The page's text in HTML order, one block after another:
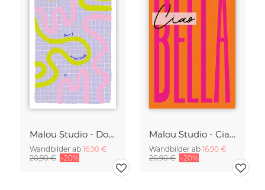
Malou Studio - Don't overthink it
Wandbilder ab 16,90 €
20,90 € -20%
Malou Studio - Ciao Bella - Orange
Wandbilder ab 16,90 €
20,90 € -20%